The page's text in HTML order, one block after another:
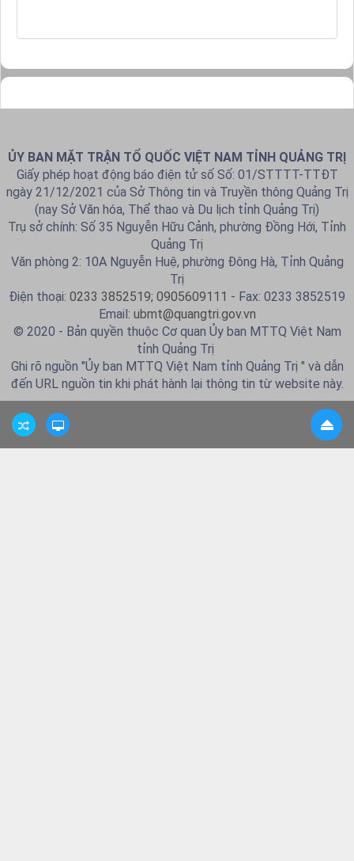
ỦY BAN MẶT TRẬN TỔ QUỐC VIỆT NAM TỈNH QUẢNG TRỊ
Giấy phép hoạt động báo điện tử số Số: 01/STTTT-TTĐT
ngày 21/12/2021 của Sở Thông tin và Truyền thông Quảng Trị
(nay Sở Văn hóa, Thể thao và Du lịch tỉnh Quảng Trị)
Trụ sở chính: Số 35 Nguyễn Hữu Cảnh, phường Đồng Hới, Tỉnh
Quảng Trị
Văn phòng 2: 10A Nguyễn Huệ, phường Đông Hà, Tỉnh Quảng
Trị
Điện thoại: 0233 3852519; 0905609111 - Fax: 0233 3852519
Email: ubmt@quangtri.gov.vn
© 2020 - Bản quyền thuộc Cơ quan Ủy ban MTTQ Việt Nam
tỉnh Quảng Trị
Ghi rõ nguồn "Ủy ban MTTQ Việt Nam tỉnh Quảng Trị " và dẫn
đến URL nguồn tin khi phát hành lại thông tin từ website này.